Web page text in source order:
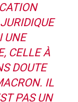
UNE
CELLE À
DOUTE
IL
PAS UN